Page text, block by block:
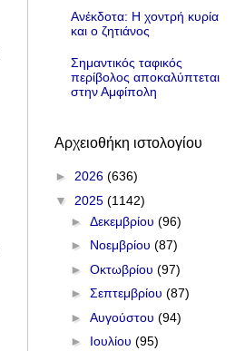
Ανέκδοτα: Η χοντρή κυρία
και ο ζητιάνος
Σημαντικός ταφικός
περίβολος αποκαλύπτεται
στην Αμφίπολη
Αρχειοθήκη ιστολογίου
► 2026 (636)
▼ 2025 (1142)
► Δεκεμβρίου (96)
► Νοεμβρίου (87)
► Οκτωβρίου (97)
► Σεπτεμβρίου (87)
► Αυγούστου (94)
► Ιουλίου (95)